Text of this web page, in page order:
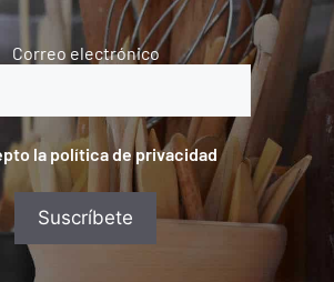
Correo electrónico
la política de privacidad